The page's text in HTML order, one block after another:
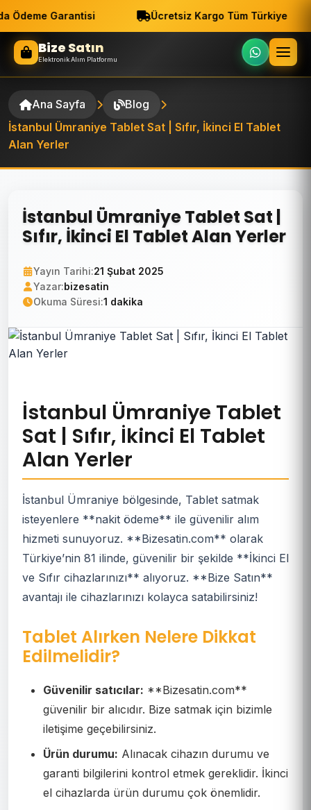
Ödeme Garantisi Ücretsiz Kargo Tüm Türkiye
Bize Satın
Elektronik Alım Platformu
Ana Sayfa
Blog
İstanbul Ümraniye Tablet Sat | Sıfır, İkinci El Tablet
Alan Yerler
İstanbul Ümraniye Tablet Sat |
Sıfır, İkinci El Tablet Alan Yerler
Yayın Tarihi:21 Şubat 2025
Yazar:bizesatin
Okuma Süresi:1 dakika
İstanbul Ümraniye Tablet
Sat | Sıfır, İkinci El Tablet
Alan Yerler
İstanbul Ümraniye bölgesinde, Tablet satmak
isteyenlere **nakit ödeme** ile güvenilir alım
hizmeti sunuyoruz. **Bizesatin.com** olarak
Türkiye’nin 81 ilinde, güvenilir bir şekilde **İkinci El
ve Sıfır cihazlarınızı** alıyoruz. **Bize Satın**
avantajı ile cihazlarınızı kolayca satabilirsiniz!
Tablet Alırken Nelere Dikkat
Edilmelidir?
Güvenilir satıcılar: **Bizesatin.com**
güvenilir bir alıcıdır. Bize satmak için bizimle
iletişime geçebilirsiniz.
Ürün durumu: Alınacak cihazın durumu ve
garanti bilgilerini kontrol etmek gereklidir. İkinci
el cihazlarda ürün durumu çok önemlidir.